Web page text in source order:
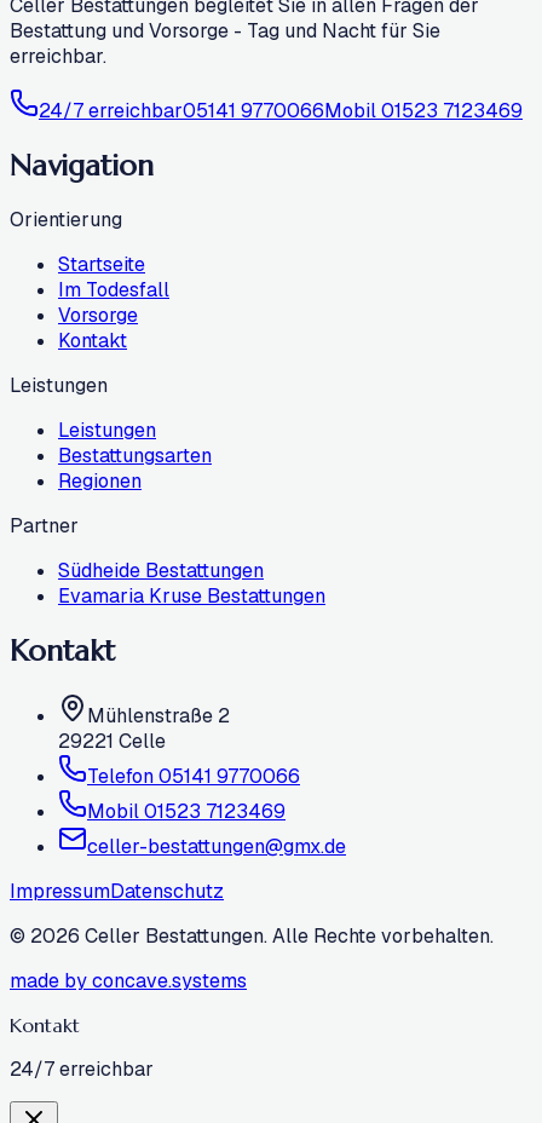
Bestattung und Vorsorge - Tag und Nacht für Sie
erreichbar.
24/7 erreichbar05141 9770066Mobil01523 7123469
Navigation
Orientierung
Startseite
Im Todesfall
Vorsorge
Kontakt
Leistungen
Leistungen
Bestattungsarten
Regionen
Partner
Südheide Bestattungen
Evamaria Kruse Bestattungen
Kontakt
Mühlenstraße 2
29221 Celle
Telefon05141 9770066
Mobil01523 7123469
celler-bestattungen@gmx.de
ImpressumDatenschutz
© 2026 Celler Bestattungen. Alle Rechte vorbehalten.
made by concave.systems
Kontakt
24/7 erreichbar